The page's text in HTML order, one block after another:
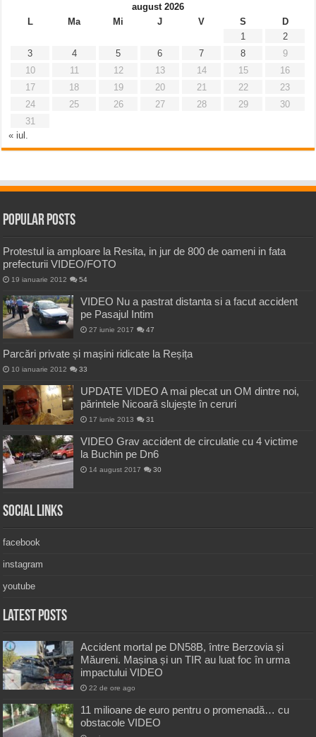
august 2026
L
Ma Mi J V S
D
1
2
3
4 5 6 7 8
9
10
11 12 13 14 15
16
17
18 19 20 21 22
23
24
25 26 27 28 29
30
31
« iul.
Popular Posts
Protestul ia amploare la Resita, in jur de 800 de oameni in fata
prefecturii VIDEO/FOTO
19 ianuarie 2012 54
VIDEO Nu a pastrat distanta si a facut accident
pe Pasajul Intim
27 iunie 2017 47
Parcări private și mașini ridicate la Reșița
10 ianuarie 2012 33
UPDATE VIDEO A mai plecat un OM dintre noi,
părintele Nicoară slujește în ceruri
17 iunie 2013 31
VIDEO Grav accident de circulatie cu 4 victime
la Buchin pe Dn6
14 august 2017 30
Social Links
facebook
instagram
youtube
Latest Posts
Accident mortal pe DN58B, între Berzovia și
Măureni. Mașina și un TIR au luat foc în urma
impactului VIDEO
22 de ore ago
11 milioane de euro pentru o promenadă… cu
obstacole VIDEO